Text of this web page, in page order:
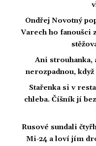
Ondřej Novotný
Varech ho fanoušci
Ani strouhanka,
nerozpadnou,
Stařenka si v
chleba. Číšník jí
Rusové sundali
Mi-24 a loví jím